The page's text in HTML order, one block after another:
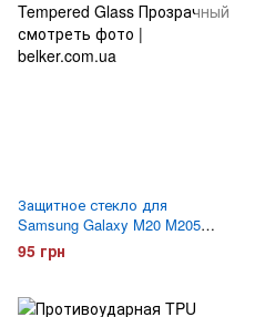
Защитное стекло для
Samsung Galaxy M20 M205
Tempered Glass
95 грн